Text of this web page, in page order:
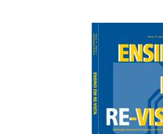
Barra
lateral
de